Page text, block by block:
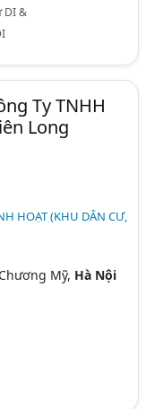
DI &
Ty TNHH
Long
HOẠT (KHU DÂN CƯ,
Mỹ, Hà Nội